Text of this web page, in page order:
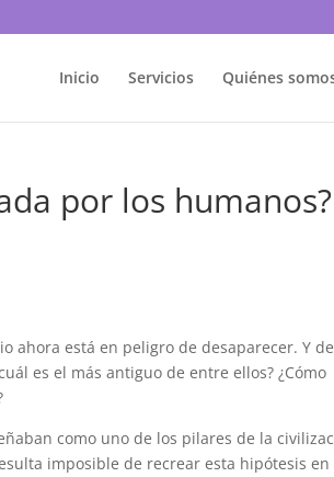
Inicio Servicios Quiénes
por los humanos?
ahora está en peligro de desaparecer. Y de
es el más antiguo de entre ellos? ¿Cómo
como uno de los pilares de la
imposible de recrear esta hipótesis en